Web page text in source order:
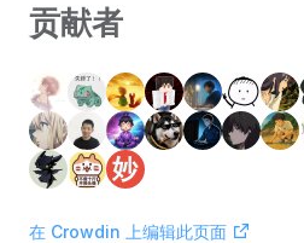
贡献者
在 Crowdin 上编辑此页面